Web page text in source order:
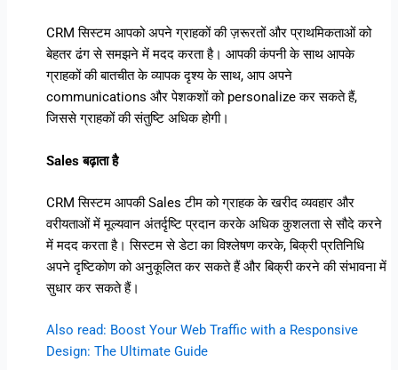
CRM सिस्टम आपको अपने ग्राहकों की ज़रूरतों और प्राथमिकताओं को
बेहतर ढंग से समझने में मदद करता है। आपकी कंपनी के साथ आपके
ग्राहकों की बातचीत के व्यापक दृश्य के साथ, आप अपने
communications और पेशकशों को personalize कर सकते हैं,
जिससे ग्राहकों की संतुष्टि अधिक होगी।
Sales बढ़ाता है
CRM सिस्टम आपकी Sales टीम को ग्राहक के खरीद व्यवहार और
वरीयताओं में मूल्यवान अंतर्दृष्टि प्रदान करके अधिक कुशलता से सौदे करने
में मदद करता है। सिस्टम से डेटा का विश्लेषण करके, बिक्री प्रतिनिधि
अपने दृष्टिकोण को अनुकूलित कर सकते हैं और बिक्री करने की संभावना में
सुधार कर सकते हैं।
Also read: Boost Your Web Traffic with a Responsive
Design: The Ultimate Guide